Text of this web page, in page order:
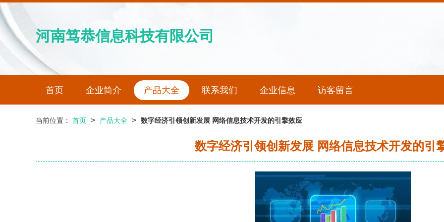
河南笃恭信息科技有限公司
首页 企业简介 产品大全 联系我们 企业信息 访客留言
当前位置： 首页 > 产品大全 > 数字经济引领创新发展 网络信息技术开发的引擎效应
数字经济引领创新发展 网络信息技术开发的引